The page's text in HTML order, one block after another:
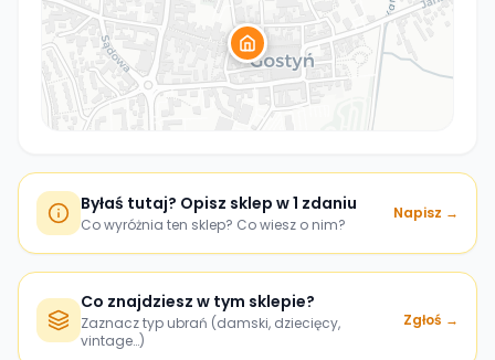
Byłaś tutaj? Opisz sklep w 1 zdaniu
Co wyróżnia ten sklep? Co wiesz o nim?
Napisz →
Co znajdziesz w tym sklepie?
Zaznacz typ ubrań (damski, dziecięcy,
vintage…)
Zgłoś →